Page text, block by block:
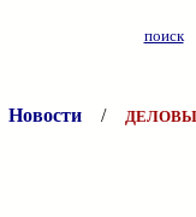
поиск
Новости /